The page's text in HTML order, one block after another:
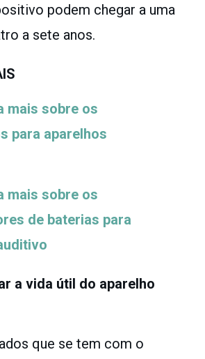
podem chegar a uma
a sete anos.
mais sobre os
para aparelhos
mais sobre os
de baterias para
a vida útil do aparelho
que se tem com o